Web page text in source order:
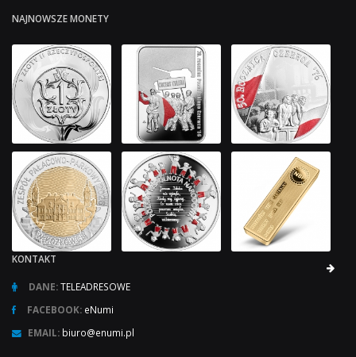
NAJNOWSZE MONETY
KONTAKT
DANE:TELEADRESOWE
FACEBOOK: eNumi
EMAIL: biuro@enumi.pl